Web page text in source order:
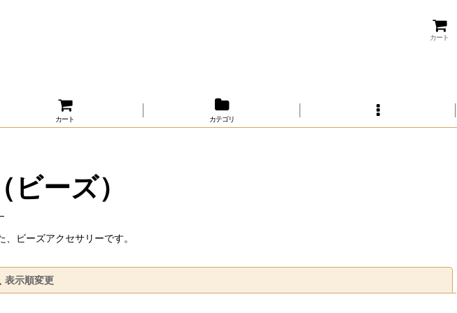
カート
カート カテゴリ
ーズ）
ビーズアクセサリーです。
表示順変更